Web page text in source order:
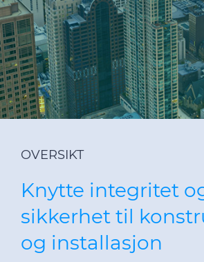
DoP
Bærekraft
Kontakt oss
Om oss
Eventyret i Drammen
Karriere – Jobb i Prysmian
OVERSIKT
Knytte integritet
sikkerhet til
og installasjon